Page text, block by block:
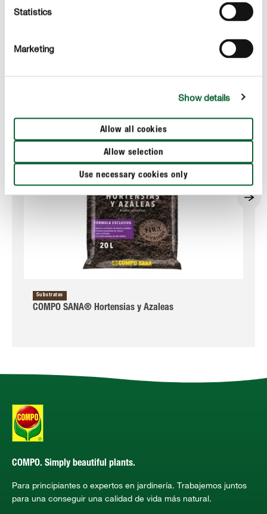
Statistics
Marketing
Show details
Allow all cookies
Allow selection
Use necessary cookies only
Substratos
COMPO SANA® Hortensias y Azaleas
COMPO. Simply beautiful plants.
Para principiantes o expertos en jardinería. Trabajemos juntos
para una conseguir una calidad de vida más natural.